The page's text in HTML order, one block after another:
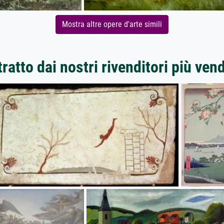
Mostra altre opere d'arte simili
dai nostri rivenditori più